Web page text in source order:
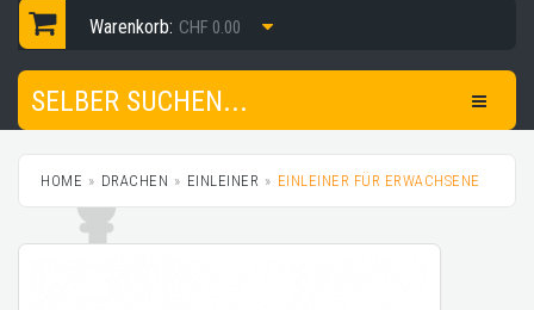
Warenkorb: CHF 0.00
SELBER SUCHEN...
HOME DRACHEN EINLEINER EINLEINER FÜR ERWACHSENE